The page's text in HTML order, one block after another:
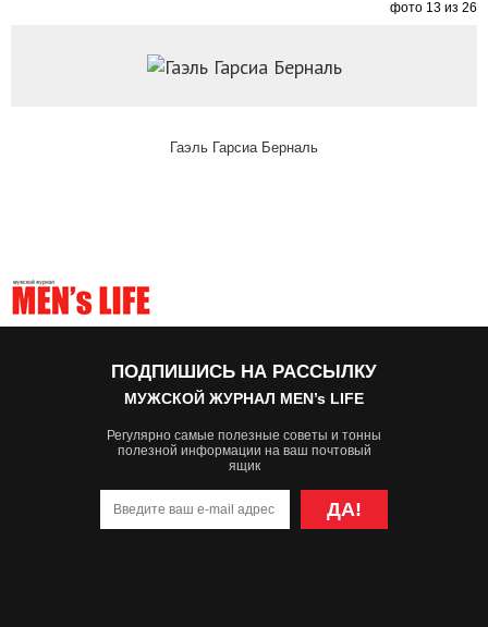
фото 13 из 26
Гаэль Гарсиа Берналь
ПОДПИШИСЬ НА РАССЫЛКУ
МУЖСКОЙ ЖУРНАЛ MEN’s LIFE
Регулярно самые полезные советы и тонны
полезной информации на ваш почтовый
ящик
ДА!